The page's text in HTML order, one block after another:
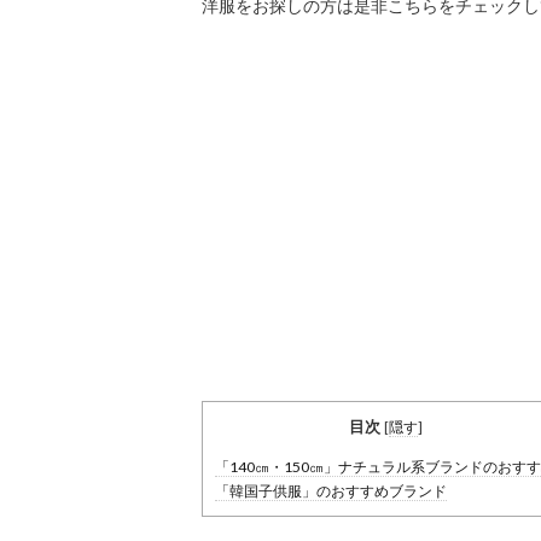
洋服をお探しの方は是非こちらをチェックし
目次 [隠す]
「140㎝・150㎝」ナチュラル系ブランドのおす
「韓国子供服」のおすすめブランド